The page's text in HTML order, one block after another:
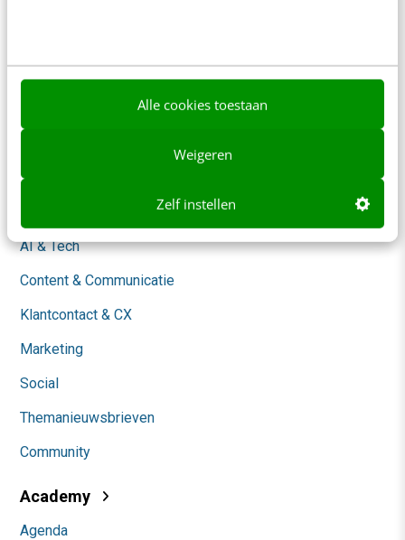
Alle cookies toestaan
Weigeren
Zelf instellen
Over ons
Werken bij
AI & Tech
Content & Communicatie
Klantcontact & CX
Marketing
Social
Themanieuwsbrieven
Community
Academy
Agenda